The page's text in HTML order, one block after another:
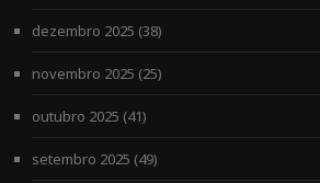
dezembro 2025 (38)
novembro 2025 (25)
outubro 2025 (41)
setembro 2025 (49)